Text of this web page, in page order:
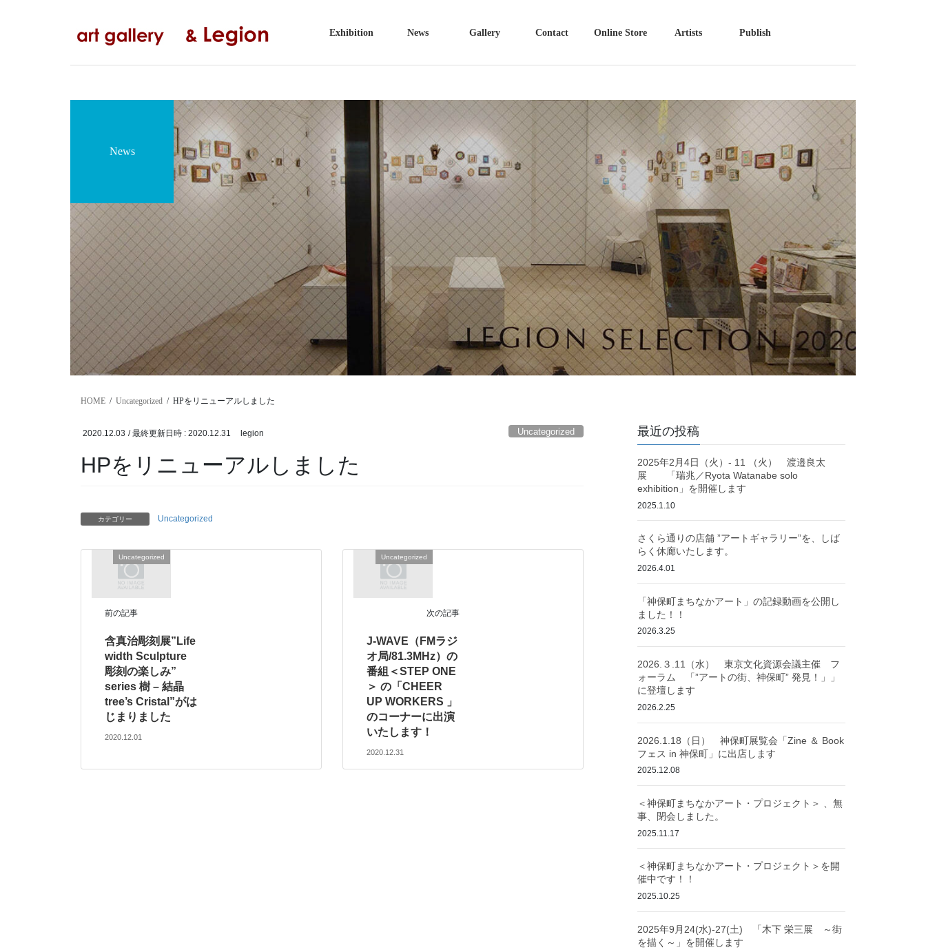
Exhibition News Gallery Contact Online Store Artists Publish
News
HOME Uncategorized HPをリニューアルしました
2020.12.03 / 最終更新日時 : 2020.12.31 legion Uncategorized
HPをリニューアルしました
カテゴリー Uncategorized
Uncategorized
前の記事
含真治彫刻展”Life
width Sculpture
彫刻の楽しみ”
series 樹 – 結晶
tree’s Cristal”がは
じまりました
2020.12.01
Uncategorized
次の記事
J-WAVE（FMラジ
オ局/81.3MHz）の
番組＜STEP ONE
＞ の「CHEER
UP WORKERS 」
のコーナーに出演
いたします！
2020.12.31
最近の投稿
2025年2月4日（火）- 11 （火） 渡邉良太
展 「瑞兆／Ryota Watanabe solo
exhibition」を開催します
2025.1.10
さくら通りの店舗 ”アートギャラリー”を、しば
らく休廊いたします。
2026.4.01
「神保町まちなかアート」の記録動画を公開し
ました！！
2026.3.25
2026.３.11（水） 東京文化資源会議主催 フ
ォーラム 「”アートの街、神保町” 発見！」」
に登壇します
2026.2.25
2026.1.18（日） 神保町展覧会「Zine ＆ Book
フェス in 神保町」に出店します
2025.12.08
＜神保町まちなかアート・プロジェクト＞ 、無
事、閉会しました。
2025.11.17
＜神保町まちなかアート・プロジェクト＞を開
催中です！！
2025.10.25
2025年9月24(水)-27(土) 「木下 栄三展 ～街
を描く～」を開催します